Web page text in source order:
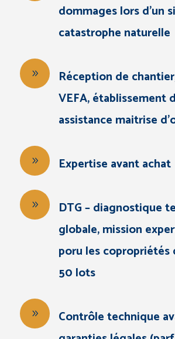
dommages lors d'un
catastrophe naturelle
Réception de
VEFA, établissement
assistance maitrise
Expertise avant achat
DTG – diagnostique
globale, mission
poru les copropriétés
50 lots
Contrôle technique